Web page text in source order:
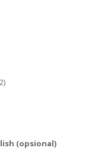
(opsional)